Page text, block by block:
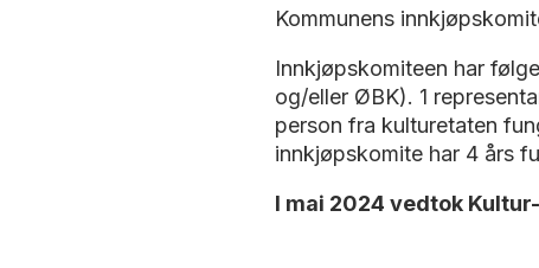
Kommunens
Innkjøpskomiteen har
og/eller ØBK). 1
person fra kulturetaten
innkjøpskomite har 4 års
I mai 2024 vedtok